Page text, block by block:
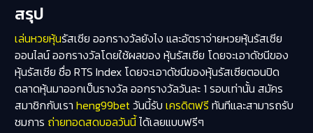
สรุป
เล่นหวยหุ้นรัสเซีย ออกรางวัลยังไง และอัตราจ่ายหวยหุ้นรัสเซีย
ออนไลน์ ออกรางวัลโดยใช้ผลของ หุ้นรัสเซีย โดยจะเอาดัชนีของ
หุ้นรัสเซีย ชื่อ RTS Index โดยจะเอาดัชนีของหุ้นรัสเซียตอนปิด
ตลาดหุ้นมาออกเป็นรางวัล ออกรางวัลวันละ 1 รอบเท่านั้น สมัคร
สมาชิกกับเรา heng99betวันนี้รับ เครดิตฟรี ทันทีและสามารถรับ
ชมการ ถ่ายทอดสดบอลวันนี้ได้เลยแบบฟรีๆ